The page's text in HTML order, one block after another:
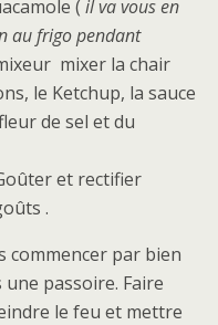
( il va vous en
au frigo pendant
mixer la chair
le Ketchup, la sauce
de sel et du
et rectifier
.
commencer par bien
passoire. Faire
le feu et mettre